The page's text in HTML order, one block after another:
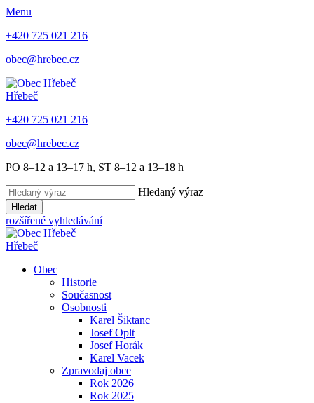
Menu
+420 725 021 216
obec@hrebec.cz
Hřebeč
+420 725 021 216
obec@hrebec.cz
PO 8–12 a 13–17 h, ST 8–12 a 13–18 h
Hledaný výraz
Hledat
rozšířené vyhledávání
Hřebeč
Obec
Historie
Současnost
Osobnosti
Karel Šiktanc
Josef Oplt
Josef Horák
Karel Vacek
Zpravodaj obce
Rok 2026
Rok 2025